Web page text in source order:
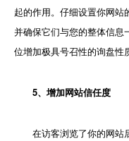
起的作用。仔细设置你网站
并确保它们与您的整体信息
位增加极具号召性的询盘性
5、增加网站信任度
在访客浏览了你的网站